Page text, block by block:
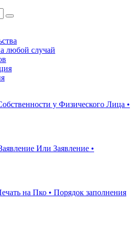
любой случай
у Физического Лица •
Или Заявление •
на Пко • Порядок заполнения